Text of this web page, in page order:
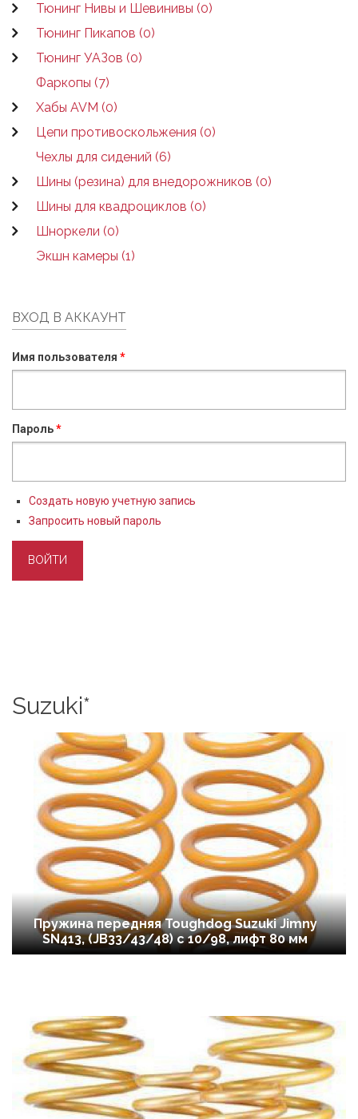
Тюнинг Нивы и Шевинивы (0)
Тюнинг Пикапов (0)
Тюнинг УАЗов (0)
Фаркопы (7)
Хабы AVM (0)
Цепи противоскольжения (0)
Чехлы для сидений (6)
Шины (резина) для внедорожников (0)
Шины для квадроциклов (0)
Шноркели (0)
Экшн камеры (1)
ВХОД В АККАУНТ
Имя пользователя *
Пароль*
Создать новую учетную запись
Запросить новый пароль
Suzuki*
Пружина передняя Toughdog Suzuki Jimny
SN413, (JB33/43/48) c 10/98, лифт 80 мм